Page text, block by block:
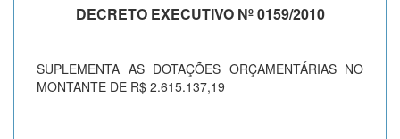
DECRETO EXECUTIVO Nº 0159/2010
SUPLEMENTA AS DOTAÇÕES ORÇAMENTÁRIAS NO
MONTANTE DE R$ 2.615.137,19